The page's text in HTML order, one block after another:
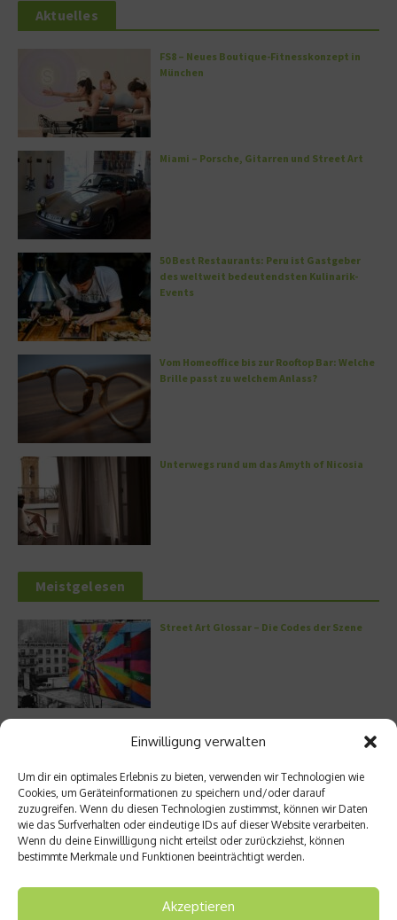
Einwilligung verwalten
Um dir ein optimales Erlebnis zu bieten, verwenden wir Technologien wie
Cookies, um Geräteinformationen zu speichern und/oder darauf
zuzugreifen. Wenn du diesen Technologien zustimmst, können wir Daten
wie das Surfverhalten oder eindeutige IDs auf dieser Website verarbeiten.
Wenn du deine Einwillligung nicht erteilst oder zurückziehst, können
bestimmte Merkmale und Funktionen beeinträchtigt werden.
Akzeptieren
Aktuelles
FS8 – Neues Boutique-Fitnesskonzept in
München
Miami – Porsche, Gitarren und Street Art
50 Best Restaurants: Peru ist Gastgeber
des weltweit bedeutendsten Kulinarik-
Events
Vom Homeoffice bis zur Rooftop Bar: Welche
Brille passt zu welchem Anlass?
Unterwegs rund um das Amyth of Nicosia
Meistgelesen
Street Art Glossar – Die Codes der Szene
Kann man Hunde vegan ernähren?